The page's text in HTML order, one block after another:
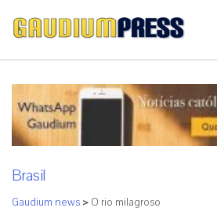
Brasil
Gaudium news > O rio milagroso